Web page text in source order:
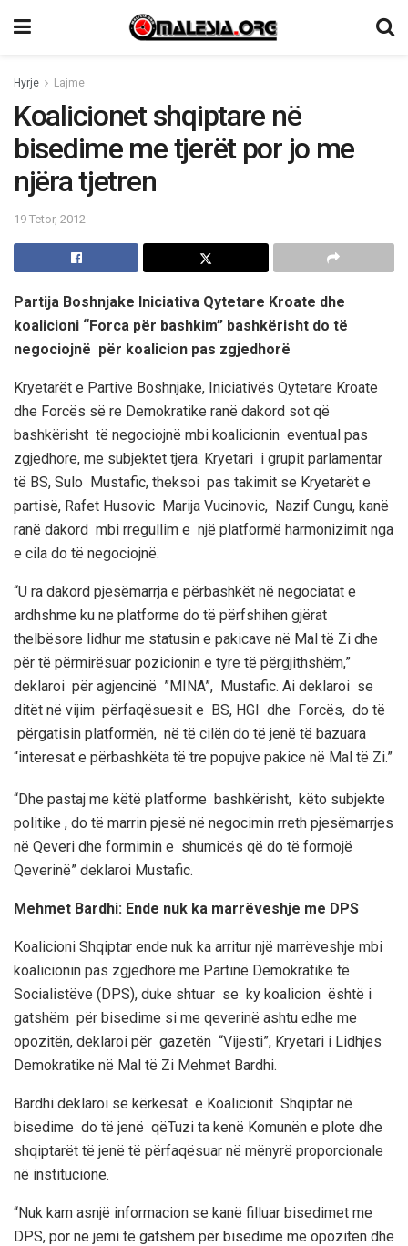
Hyrje Lajme
Koalicionet shqiptare në
bisedime me tjerët por jo me
njëra tjetren
19 Tetor, 2012
Partija Boshnjake Iniciativa Qytetare Kroate dhe
koalicioni “Forca për bashkim” bashkërisht do të
negociojnë për koalicion pas zgjedhorë
Kryetarët e Partive Boshnjake, Iniciativës Qytetare Kroate
dhe Forcës së re Demokratike ranë dakord sot që
bashkërisht të negociojnë mbi koalicionin eventual pas
zgjedhore, me subjektet tjera. Kryetari i grupit parlamentar
të BS, Sulo Mustafic, theksoi pas takimit se Kryetarët e
partisë, Rafet Husovic Marija Vucinovic, Nazif Cungu, kanë
ranë dakord mbi rregullim e një platformë harmonizimit nga
e cila do të negociojnë.
“U ra dakord pjesëmarrja e përbashkët në negociatat e
ardhshme ku ne platforme do të përfshihen gjërat
thelbësore lidhur me statusin e pakicave në Mal të Zi dhe
për të përmirësuar pozicionin e tyre të përgjithshëm,”
deklaroi për agjencinë ”MINA”, Mustafic. Ai deklaroi se
ditët në vijim përfaqësuesit e BS, HGI dhe Forcës, do të
përgatisin platformën, në të cilën do të jenë të bazuara
“interesat e përbashkëta të tre popujve pakice në Mal të Zi.”
“Dhe pastaj me këtë platforme bashkërisht, këto subjekte
politike , do të marrin pjesë në negocimin rreth pjesëmarrjes
në Qeveri dhe formimin e shumicës që do të formojë
Qeverinë” deklaroi Mustafic.
Mehmet Bardhi: Ende nuk ka marrëveshje me DPS
Koalicioni Shqiptar ende nuk ka arritur një marrëveshje mbi
koalicionin pas zgjedhorë me Partinë Demokratike të
Socialistëve (DPS), duke shtuar se ky koalicion është i
gatshëm për bisedime si me qeverinë ashtu edhe me
opozitën, deklaroi për gazetën “Vijesti”, Kryetari i Lidhjes
Demokratike në Mal të Zi Mehmet Bardhi.
Bardhi deklaroi se kërkesat e Koalicionit Shqiptar në
bisedime do të jenë qëTuzi ta kenë Komunën e plote dhe
shqiptarët të jenë të përfaqësuar në mënyrë proporcionale
në institucione.
“Nuk kam asnjë informacion se kanë filluar bisedimet me
DPS, por ne jemi të gatshëm për bisedime me opozitën dhe